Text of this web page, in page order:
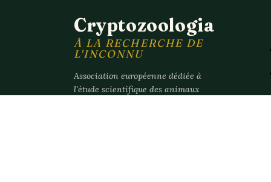
Cryptozoologia
À LA RECHERCHE DE
L'INCONNU
Association européenne dédiée à
l'étude scientifique des animaux